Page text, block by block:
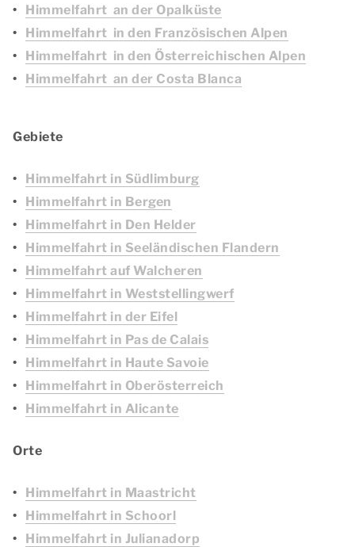
Himmelfahrt an der Opalküste
Himmelfahrt in den Französischen Alpen
Himmelfahrt in den Österreichischen Alpen
Himmelfahrt an der Costa Blanca
Gebiete
Himmelfahrt in Südlimburg
Himmelfahrt in Bergen
Himmelfahrt in Den Helder
Himmelfahrt in Seeländischen Flandern
Himmelfahrt auf Walcheren
Himmelfahrt in Weststellingwerf
Himmelfahrt in der Eifel
Himmelfahrt in Pas de Calais
Himmelfahrt in Haute Savoie
Himmelfahrt in Oberösterreich
Himmelfahrt in Alicante
Orte
Himmelfahrt in Maastricht
Himmelfahrt in Schoorl
Himmelfahrt in Julianadorp